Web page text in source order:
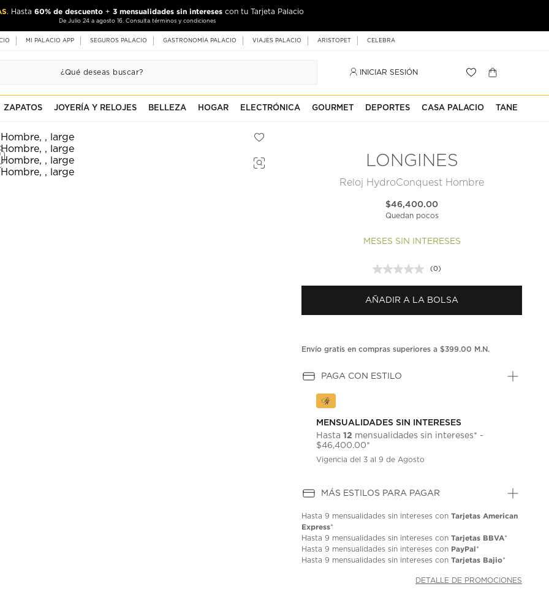
. Hasta 60% de descuento + 3 mensualidades sin intereses con tu Tarjeta Palacio
De Julio 24 a agosto 16. Consulta términos y condiciones
MI PALACIO APP SEGUROS PALACIO GASTRONOMÍA PALACIO VIAJES PALACIO ARISTOPET CELEBRA
INICIAR SESIÓN
ZAPATOS JOYERÍA Y RELOJES BELLEZA HOGAR ELECTRÓNICA GOURMET DEPORTES CASA PALACIO TANE
LONGINES
Reloj HydroConquest Hombre
$46,400.00
Quedan pocos
MESES SIN INTERESES
Sin
puntuación.
en
la
(0)
AÑADIR A LA BOLSA
Envío gratis en compras superiores a $399.00 M.N.
PAGA CON ESTILO
MENSUALIDADES SIN INTERESES
Hasta12 mensualidades sin intereses* -
$46,400.00*
Vigencia del 3 al 9 de Agosto
MÁS ESTILOS PARA PAGAR
Hasta9 mensualidades sin intereses conTarjetas American
Express*
Hasta9 mensualidades sin intereses conTarjetas BBVA*
Hasta9 mensualidades sin intereses con PayPal*
Hasta9 mensualidades sin intereses conTarjetas Bajio*
DETALLE DE PROMOCIONES